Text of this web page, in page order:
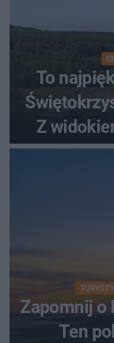
To
Z
szczyt
Zapomnij o
Ten